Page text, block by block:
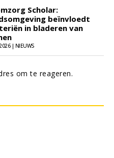
Scholar:
beïnvloedt
in bladeren van
| NIEUWS
om te reageren.